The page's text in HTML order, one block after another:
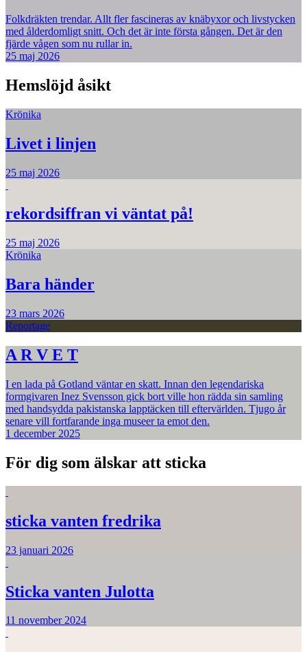
Folkdräkten trendar. Allt fler fascineras av knäbyxor och livstycken
med ålderdomligt snitt. Och det är inte första gången. Det är den
fjärde vågen som nu rullar in.
25 maj 2026
Hemslöjd åsikt
Krönika
Livet i linjen
25 maj 2026
rekordsiffran vi väntat på!
25 maj 2026
Krönika
Bara händer
23 mars 2026
Reportage
A R V E T
I en lada på Gotland väntar en skatt. Innan den legendariska
formgivaren Inez Svensson gick bort ville hon rädda sin samling
med handsydda pakistanska lapptäcken till eftervärlden. Tjugo år
senare vill fortfarande inga museer ta emot den.
1 december 2025
För dig som älskar att sticka
sticka vanten fredrika
23 januari 2026
Sticka vanten Julotta
11 november 2024